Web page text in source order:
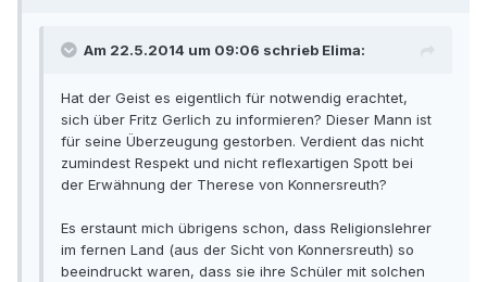
Am 22.5.2014 um 09:06 schrieb Elima:
Hat der Geist es eigentlich für notwendig erachtet,
sich über Fritz Gerlich zu informieren? Dieser Mann ist
für seine Überzeugung gestorben. Verdient das nicht
zumindest Respekt und nicht reflexartigen Spott bei
der Erwähnung der Therese von Konnersreuth?
Es erstaunt mich übrigens schon, dass Religionslehrer
im fernen Land (aus der Sicht von Konnersreuth) so
beeindruckt waren, dass sie ihre Schüler mit solchen